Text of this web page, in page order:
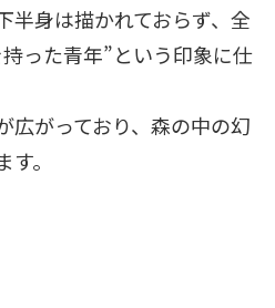
半身は描かれておらず、全
った青年”という印象に仕
がっており、森の中の幻
。